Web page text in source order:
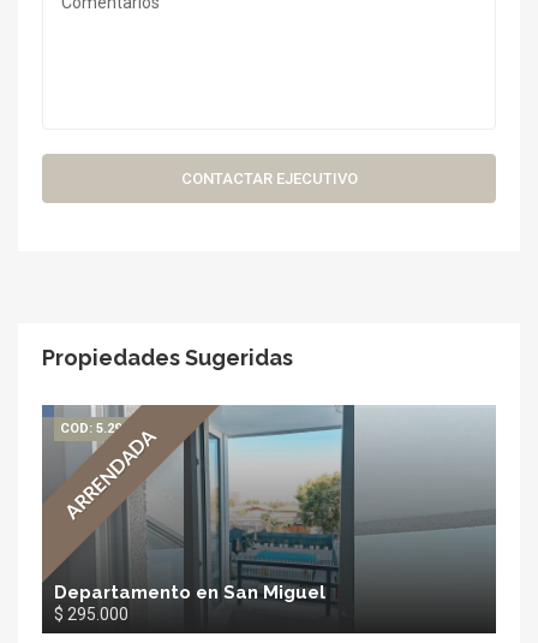
CONTACTAR EJECUTIVO
Propiedades Sugeridas
ARRENDADA
COD: 5.291
Departamento en San Miguel
$ 295.000